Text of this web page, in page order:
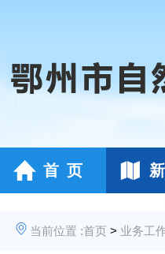
首 页
当前位置 :首页 > 业务工